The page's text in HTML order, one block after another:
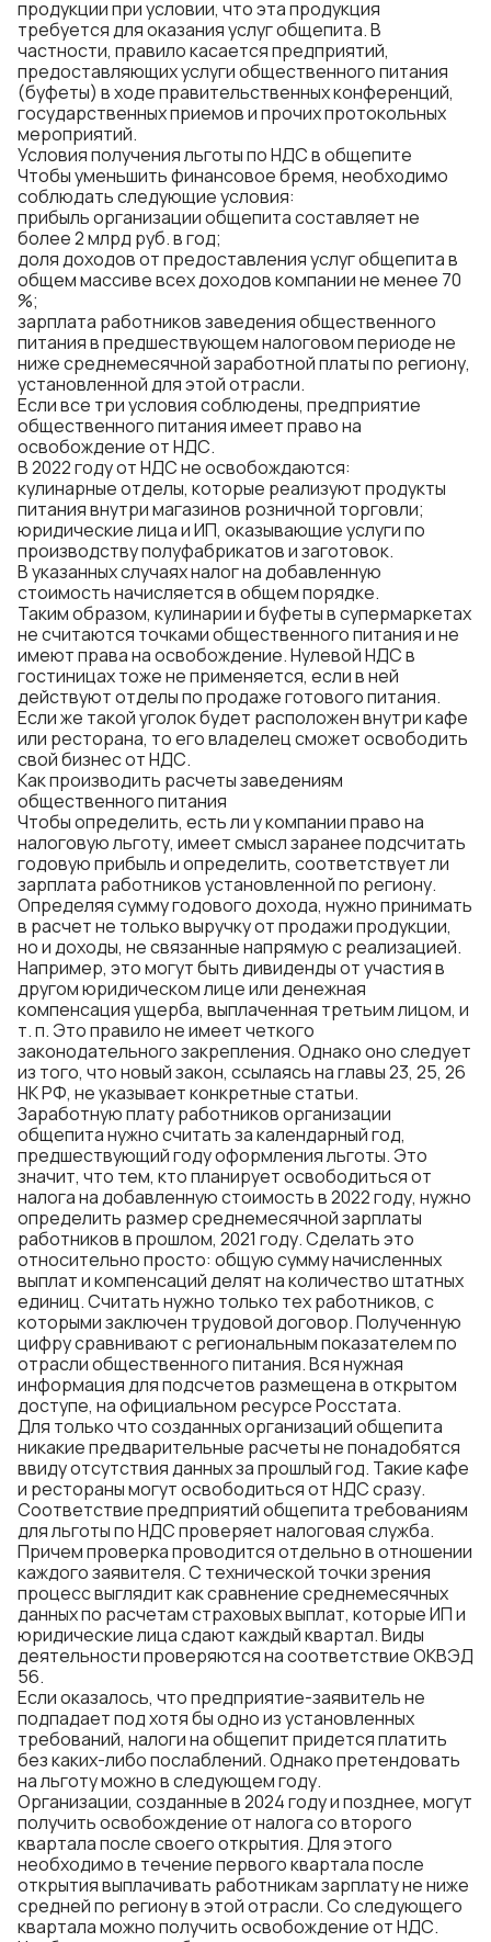
продукции при условии, что эта продукция
требуется для оказания услуг общепита. В
частности, правило касается предприятий,
предоставляющих услуги общественного питания
(буфеты) в ходе правительственных конференций,
государственных приемов и прочих протокольных
мероприятий.
Условия получения льготы по НДС в общепите
Чтобы уменьшить финансовое бремя, необходимо
соблюдать следующие условия:
прибыль организации общепита составляет не
более 2 млрд руб. в год;
доля доходов от предоставления услуг общепита в
общем массиве всех доходов компании не менее 70
%;
зарплата работников заведения общественного
питания в предшествующем налоговом периоде не
ниже среднемесячной заработной платы по региону,
установленной для этой отрасли.
Если все три условия соблюдены, предприятие
общественного питания имеет право на
освобождение от НДС.
В 2022 году от НДС не освобождаются:
кулинарные отделы, которые реализуют продукты
питания внутри магазинов розничной торговли;
юридические лица и ИП, оказывающие услуги по
производству полуфабрикатов и заготовок.
В указанных случаях налог на добавленную
стоимость начисляется в общем порядке.
Таким образом, кулинарии и буфеты в супермаркетах
не считаются точками общественного питания и не
имеют права на освобождение. Нулевой НДС в
гостиницах тоже не применяется, если в ней
действуют отделы по продаже готового питания.
Если же такой уголок будет расположен внутри кафе
или ресторана, то его владелец сможет освободить
свой бизнес от НДС.
Как производить расчеты заведениям
общественного питания
Чтобы определить, есть ли у компании право на
налоговую льготу, имеет смысл заранее подсчитать
годовую прибыль и определить, соответствует ли
зарплата работников установленной по региону.
Определяя сумму годового дохода, нужно принимать
в расчет не только выручку от продажи продукции,
но и доходы, не связанные напрямую с реализацией.
Например, это могут быть дивиденды от участия в
другом юридическом лице или денежная
компенсация ущерба, выплаченная третьим лицом, и
т. п. Это правило не имеет четкого
законодательного закрепления. Однако оно следует
из того, что новый закон, ссылаясь на главы 23, 25, 26
НК РФ, не указывает конкретные статьи.
Заработную плату работников организации
общепита нужно считать за календарный год,
предшествующий году оформления льготы. Это
значит, что тем, кто планирует освободиться от
налога на добавленную стоимость в 2022 году, нужно
определить размер среднемесячной зарплаты
работников в прошлом, 2021 году. Сделать это
относительно просто: общую сумму начисленных
выплат и компенсаций делят на количество штатных
единиц. Считать нужно только тех работников, с
которыми заключен трудовой договор. Полученную
цифру сравнивают с региональным показателем по
отрасли общественного питания. Вся нужная
информация для подсчетов размещена в открытом
доступе, на официальном ресурсе Росстата.
Для только что созданных организаций общепита
никакие предварительные расчеты не понадобятся
ввиду отсутствия данных за прошлый год. Такие кафе
и рестораны могут освободиться от НДС сразу.
Соответствие предприятий общепита требованиям
для льготы по НДС проверяет налоговая служба.
Причем проверка проводится отдельно в отношении
каждого заявителя. С технической точки зрения
процесс выглядит как сравнение среднемесячных
данных по расчетам страховых выплат, которые ИП и
юридические лица сдают каждый квартал. Виды
деятельности проверяются на соответствие ОКВЭД
56.
Если оказалось, что предприятие-заявитель не
подпадает под хотя бы одно из установленных
требований, налоги на общепит придется платить
без каких-либо послаблений. Однако претендовать
на льготу можно в следующем году.
Организации, созданные в 2024 году и позднее, могут
получить освобождение от налога со второго
квартала после своего открытия. Для этого
необходимо в течение первого квартала после
открытия выплачивать работникам зарплату не ниже
средней по региону в этой отрасли. Со следующего
квартала можно получить освобождение от НДС.